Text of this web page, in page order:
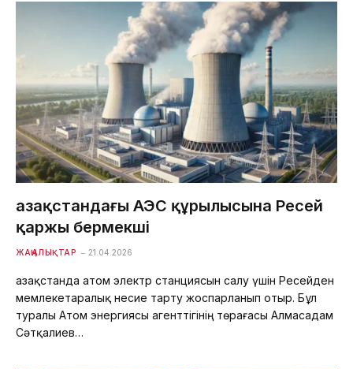
Қазақстандағы АЭС құрылысына Ресей
қаржы бермекші
ЖАҢАЛЫҚТАР 21.04.2026
Қазақстанда атом электр станциясын салу үшін Ресейден
мемлекетаралық несие тарту жоспарланып отыр. Бұл
туралы Атом энергиясы агенттігінің төрағасы Алмасадам
Сәтқалиев…